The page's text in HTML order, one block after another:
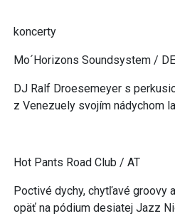
koncerty
Mo´Horizons Soundsystem / DE
DJ Ralf Droesemeyer s
z Venezuely svojím nádychom
Hot Pants Road Club / AT
Poctivé dychy, chytľavé groovy
opäť na pódium desiatej Jazz